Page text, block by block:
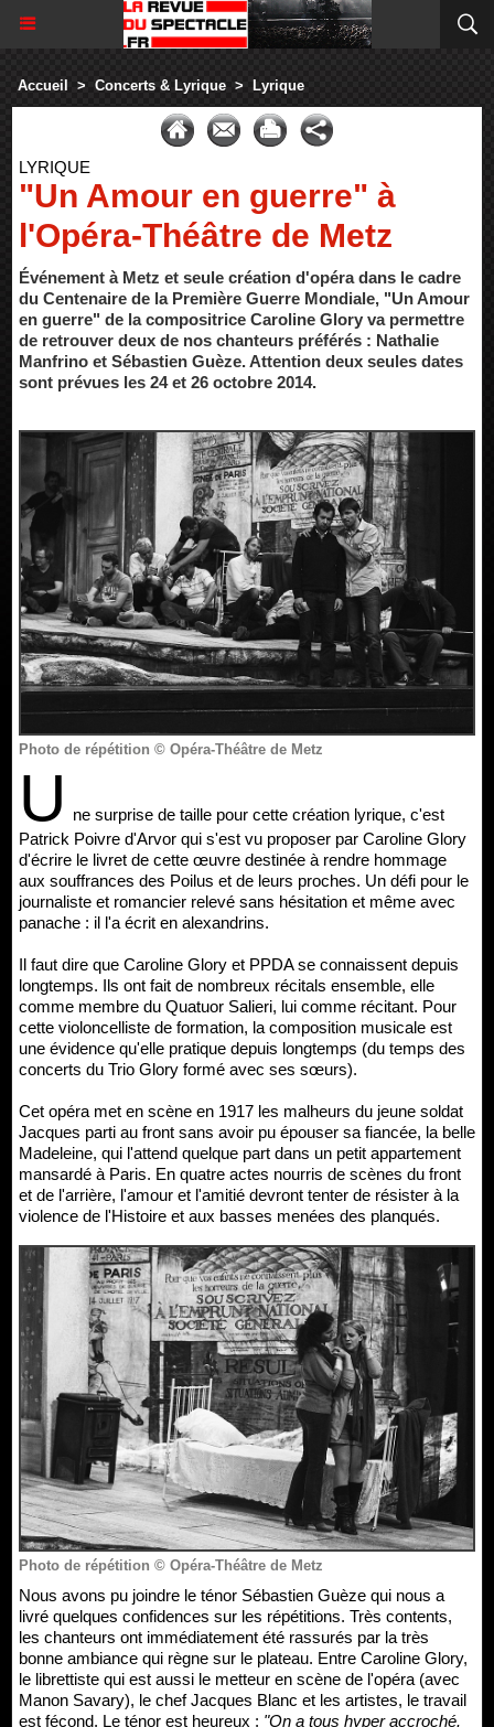
Accueil > Concerts & Lyrique > Lyrique
LYRIQUE
"Un Amour en guerre" à
l'Opéra-Théâtre de Metz
Événement à Metz et seule création d'opéra dans le cadre
du Centenaire de la Première Guerre Mondiale, "Un Amour
en guerre" de la compositrice Caroline Glory va permettre
de retrouver deux de nos chanteurs préférés : Nathalie
Manfrino et Sébastien Guèze. Attention deux seules dates
sont prévues les 24 et 26 octobre 2014.
Photo de répétition © Opéra-Théâtre de Metz
U
ne surprise de taille pour cette création lyrique, c'est
Patrick Poivre d'Arvor qui s'est vu proposer par Caroline Glory
d'écrire le livret de cette œuvre destinée à rendre hommage
aux souffrances des Poilus et de leurs proches. Un défi pour le
journaliste et romancier relevé sans hésitation et même avec
panache : il l'a écrit en alexandrins.
Il faut dire que Caroline Glory et PPDA se connaissent depuis
longtemps. Ils ont fait de nombreux récitals ensemble, elle
comme membre du Quatuor Salieri, lui comme récitant. Pour
cette violoncelliste de formation, la composition musicale est
une évidence qu'elle pratique depuis longtemps (du temps des
concerts du Trio Glory formé avec ses sœurs).
Cet opéra met en scène en 1917 les malheurs du jeune soldat
Jacques parti au front sans avoir pu épouser sa fiancée, la belle
Madeleine, qui l'attend quelque part dans un petit appartement
mansardé à Paris. En quatre actes nourris de scènes du front
et de l'arrière, l'amour et l'amitié devront tenter de résister à la
violence de l'Histoire et aux basses menées des planqués.
Photo de répétition © Opéra-Théâtre de Metz
Nous avons pu joindre le ténor Sébastien Guèze qui nous a
livré quelques confidences sur les répétitions. Très contents,
les chanteurs ont immédiatement été rassurés par la très
bonne ambiance qui règne sur le plateau. Entre Caroline Glory,
le librettiste qui est aussi le metteur en scène de l'opéra (avec
Manon Savary), le chef Jacques Blanc et les artistes, le travail
est fécond. Le ténor est heureux : "On a tous hyper accroché.